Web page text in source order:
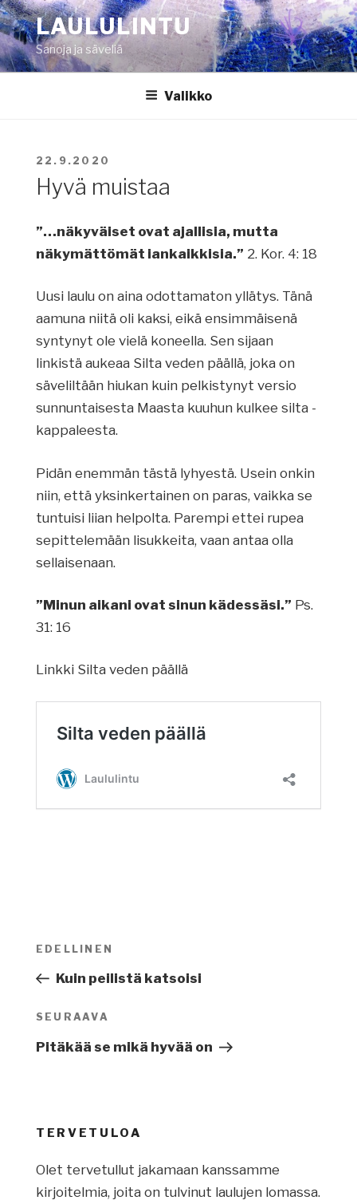
Siirry
sisältöönLAULULINTU
Sanoja ja säveliä
Valikko
JULKAISTU
22.9.2020
Hyvä muistaa
”…näkyväiset ovat ajallisia, mutta
näkymättömät iankaikkisia.” 2. Kor. 4: 18
Uusi laulu on aina odottamaton yllätys. Tänä
aamuna niitä oli kaksi, eikä ensimmäisenä
syntynyt ole vielä koneella. Sen sijaan
linkistä aukeaa Silta veden päällä, joka on
säveliltään hiukan kuin pelkistynyt versio
sunnuntaisesta Maasta kuuhun kulkee silta -
kappaleesta.
Pidän enemmän tästä lyhyestä. Usein onkin
niin, että yksinkertainen on paras, vaikka se
tuntuisi liian helpolta. Parempi ettei rupea
sepittelemään lisukkeita, vaan antaa olla
sellaisenaan.
”Minun aikani ovat sinun kädessäsi.” Ps.
31: 16
Linkki Silta veden päällä
Artikkelien
Edellinen
artikkeli
EDELLINEN
Kuin peilistä katsoisi
Seuraava
artikkeli
SEURAAVA
Pitäkää se mikä hyvää on
TERVETULOA
Olet tervetullut jakamaan kanssamme
kirjoitelmia, joita on tulvinut laulujen lomassa.